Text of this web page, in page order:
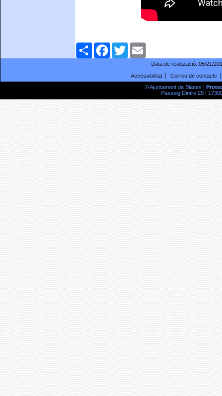
ComparteixFacebookTwitter
Data de realització: 05/21/
Accessibilitat
Correu de contacte
© Ajuntament de Blanes |
Passeig Dintre 29 |